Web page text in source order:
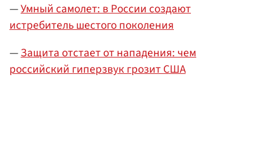
—Умный самолет: в России создают
истребитель шестого поколения
—Защита отстает от нападения: чем
российский гиперзвук грозит США